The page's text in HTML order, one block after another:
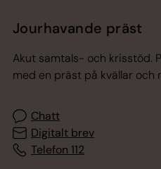
Jourhavande präst
Akut samtals- och krisstöd.
med en präst på kvällar och
Chatt
Digitalt brev
Telefon 112